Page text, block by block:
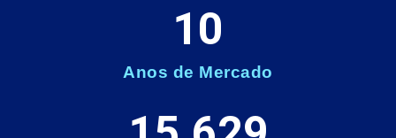
Anos de Mercado
10